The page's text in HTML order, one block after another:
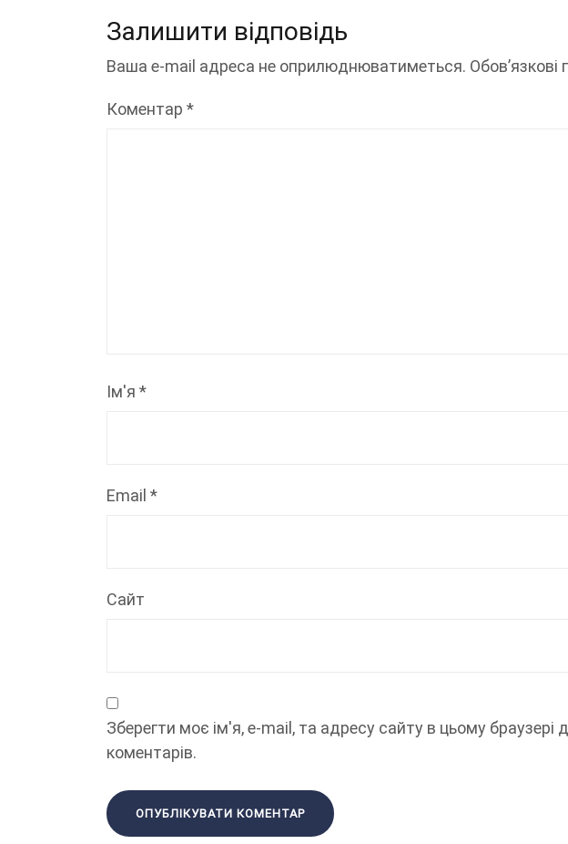
Залишити відповідь
Ваша e-mail адреса не оприлюднюватиметься. Обов’язкові
Коментар *
Ім'я *
Email *
Сайт
Зберегти моє ім'я, e-mail, та адресу сайту в цьому браузері
коментарів.